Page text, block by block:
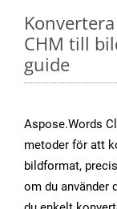
CHM till
guide
Aspose.Words
metoder för att
bildformat,
om du använder